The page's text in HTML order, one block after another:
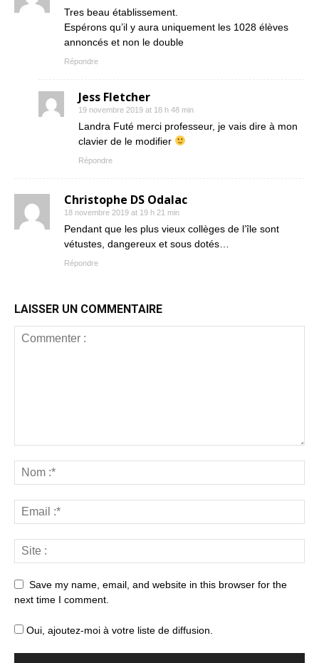
Tres beau établissement.
Espérons qu’il y aura uniquement les 1028 élèves
annoncés et non le double
Répondre
Jess Fletcher
19 novembre 2019 at 18 h 48 min
Landra Futé merci professeur, je vais dire à mon
clavier de le modifier
Répondre
Christophe DS Odalac
18 novembre 2019 at 19 h 21 min
Pendant que les plus vieux collèges de l’île sont
vétustes, dangereux et sous dotés…
Répondre
LAISSER UN COMMENTAIRE
Save my name, email, and website in this browser for the
next time I comment.
Oui, ajoutez-moi à votre liste de diffusion.